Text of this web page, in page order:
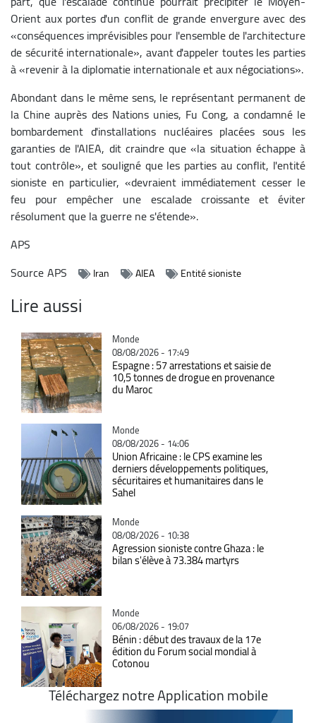
Orient aux portes d'un conflit de grande envergure avec des
«conséquences imprévisibles pour l'ensemble de l'architecture
de sécurité internationale», avant d'appeler toutes les parties
à «revenir à la diplomatie internationale et aux négociations».
Abondant dans le même sens, le représentant permanent de
la Chine auprès des Nations unies, Fu Cong, a condamné le
bombardement d'installations nucléaires placées sous les
garanties de l'AIEA, dit craindre que «la situation échappe à
tout contrôle», et souligné que les parties au conflit, l'entité
sioniste en particulier, «devraient immédiatement cesser le
feu pour empêcher une escalade croissante et éviter
résolument que la guerre ne s'étende».
APS
SourceAPS Iran AIEA Entité sioniste
Lire aussi
Catégorie
Monde
08/08/2026 - 17:49
Espagne : 57 arrestations et saisie de
10,5 tonnes de drogue en provenance
du Maroc
Catégorie
Monde
08/08/2026 - 14:06
Union Africaine : le CPS examine les
derniers développements politiques,
sécuritaires et humanitaires dans le
Sahel
Catégorie
Monde
08/08/2026 - 10:38
Agression sioniste contre Ghaza : le
bilan s'élève à 73.384 martyrs
Catégorie
Monde
06/08/2026 - 19:07
Bénin : début des travaux de la 17e
édition du Forum social mondial à
Cotonou
Téléchargez notre Application mobile